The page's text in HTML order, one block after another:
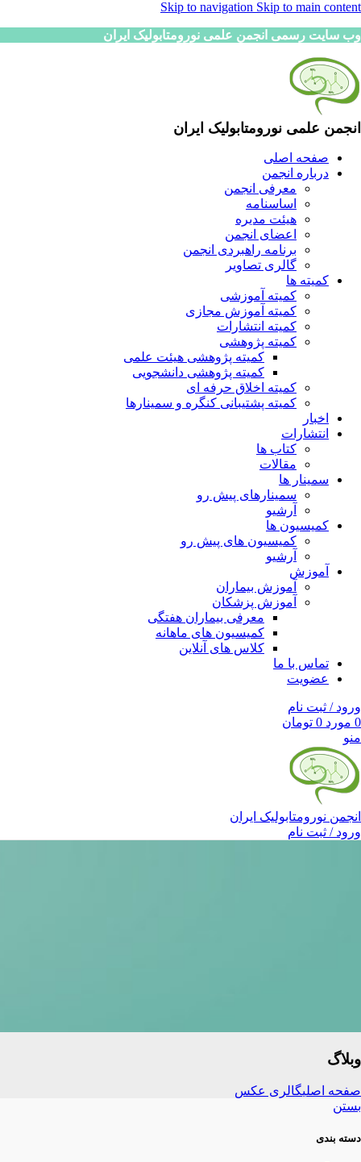
Skip to navigation Skip to main content
وب سایت رسمی انجمن علمی نورومتابولیک ایران
انجمن علمی نورومتابولیک ایران
صفحه اصلی
درباره انجمن
معرفی انجمن
اساسنامه
هیئت مدیره
اعضای انجمن
برنامه راهبردی انجمن
گالری تصاویر
کمیته ها
کمیته آموزشی
کمیته آموزش مجازی
کمیته انتشارات
کمیته پژوهشی
کمیته پژوهشی هیئت علمی
کمیته پژوهشی دانشجویی
کمیته اخلاق حرفه ای
کمیته پشتیبانی کنگره و سمینارها
اخبار
انتشارات
کتاب ها
مقالات
سمینار ها
سمینارهای پیش رو
آرشیو
کمیسیون ها
کمیسیون های پیش رو
آرشیو
آموزش
آموزش بیماران
آموزش پزشکان
معرفی بیماران هفتگی
کمیسیون های ماهانه
کلاس های آنلاین
تماس با ما
عضویت
ورود / ثبت نام
0 مورد 0 تومان
منو
انجمن نورومتابولیک ایران
ورود / ثبت نام
وبلاگ
صفحه اصلیگالری عکس
بستن
دسته بندی